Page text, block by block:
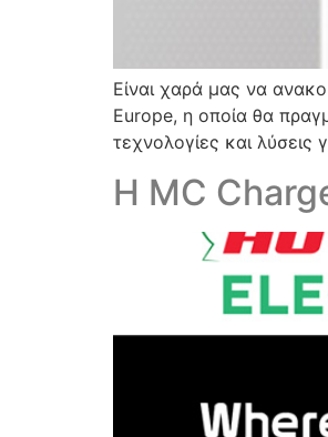
Είναι χαρά μας να
Europe, η οποία θα
τεχνολογίες και
H MC